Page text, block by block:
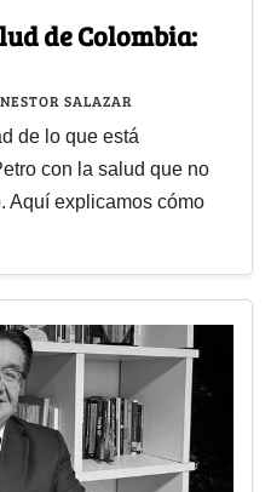
de Colombia:
SALAZAR
de lo que está
con la salud que no
Aquí explicamos cómo